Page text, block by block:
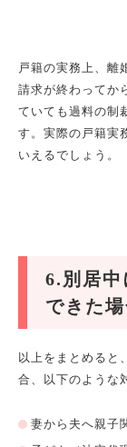
戸籍の実務上、離
請求が終わってか
ていても過料の制
す。実際の戸籍実
いえるでしょう。
6.別居中
できた
以上をまとめると
合、以下のような
妻から夫へ親子